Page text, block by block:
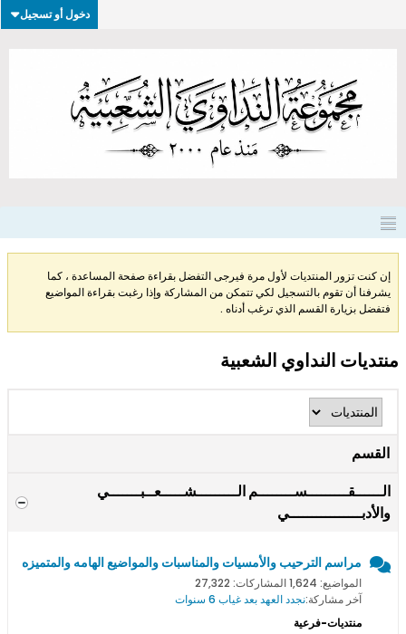
دخول أو تسجيل
إن كنت تزور المنتديات لأول مرة فيرجى التفضل بقراءة صفحة المساعدة ، كما
يشرفنا أن تقوم بالتسجيل لكي تتمكن من المشاركة وإذا رغبت بقراءة المواضيع
فتفضل بزيارة القسم الذي ترغب أدناه .
منتديات النداوي الشعبية
القسم
الــــــقـــــــــســــــــم الـــــــــشـــــعــبـــــــي
والأدبــــــــــــــــي
مراسم الترحيب والأمسيات والمناسبات والمواضيع الهامه والمتميزه
المواضيع: 1,624 المشاركات: 27,322
آخر مشاركة:نجدد العهد بعد غياب 6 سنوات
منتديات-فرعية